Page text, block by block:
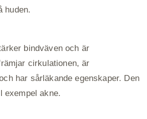
huden.
bindväven och är
cirkulationen, är
har sårläkande egenskaper. Den
exempel akne.